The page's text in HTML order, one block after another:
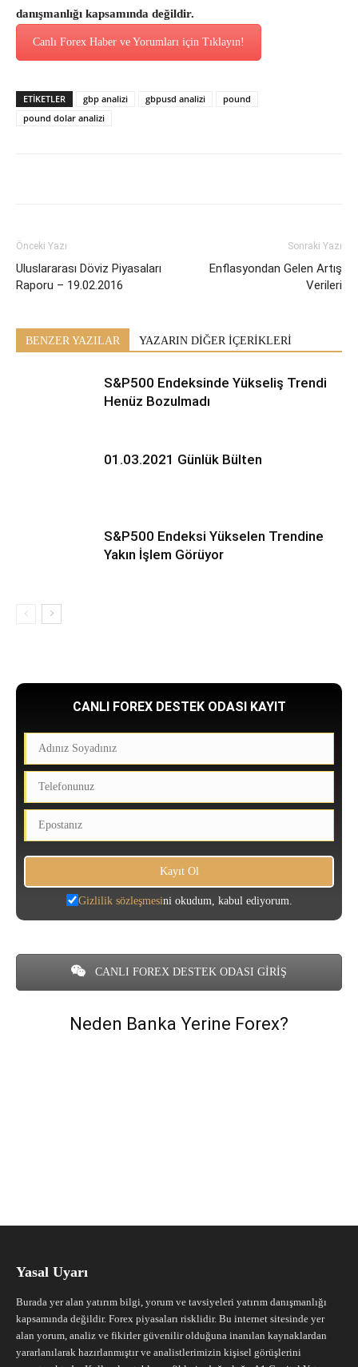
danışmanlığı kapsamında değildir.
Canlı Forex Haber ve Yorumları için Tıklayın!
ETİKETLER gbp analizi gbpusd analizi
pound
pound dolar analizi
Önceki Yazı
Uluslararası Döviz Piyasaları
Raporu – 19.02.2016
Sonraki Yazı
Enflasyondan Gelen Artış
Verileri
BENZER YAZILAR YAZARIN DİĞER İÇERİKLERİ
S&P500 Endeksinde Yükseliş Trendi
Henüz Bozulmadı
01.03.2021 Günlük Bülten
S&P500 Endeksi Yükselen Trendine
Yakın İşlem Görüyor
CANLI FOREX DESTEK ODASI KAYIT
Gizlilik sözleşmesini okudum, kabul ediyorum.
CANLI FOREX DESTEK ODASI GİRİŞ
Neden Banka Yerine Forex?
Yasal Uyarı
Burada yer alan yatırım bilgi, yorum ve tavsiyeleri yatırım danışmanlığı
kapsamında değildir. Forex piyasaları risklidir. Bu internet sitesinde yer
alan yorum, analiz ve fikirler güvenilir olduğuna inanılan kaynaklardan
yararlanılarak hazırlanmıştır ve analistlerimizin kişisel görüşlerini